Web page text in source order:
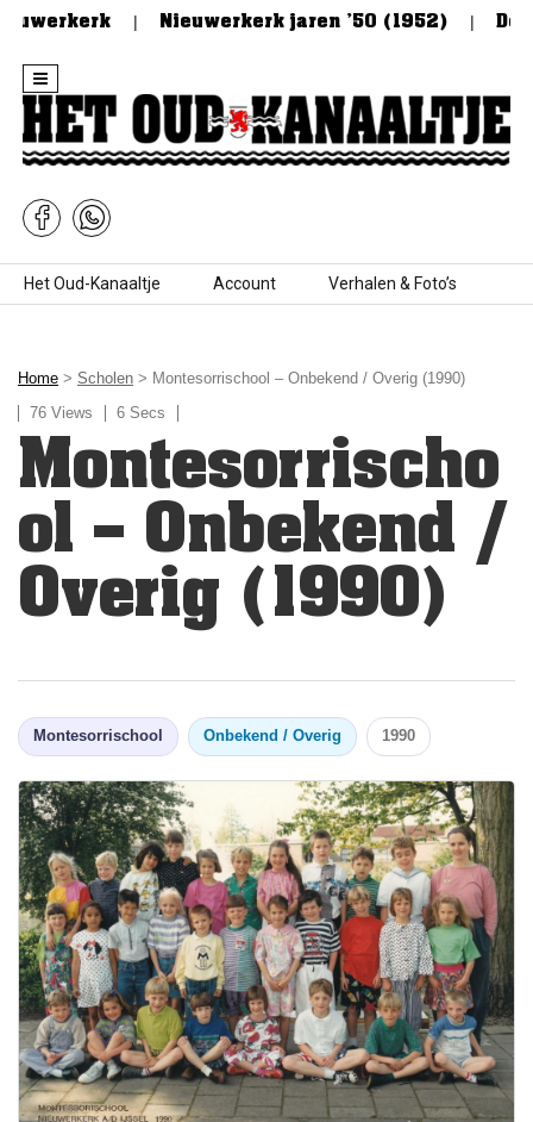
Nieuwerkerk jaren ’50 (1952) De
Skip to content
Het Oud-Kanaaltje Account Verhalen & Foto’s
Home > Scholen > Montesorrischool – Onbekend / Overig (1990)
76 Views
6 Secs
Montesorrischo
ol – Onbekend /
Overig (1990)
Montesorrischool Onbekend / Overig 1990